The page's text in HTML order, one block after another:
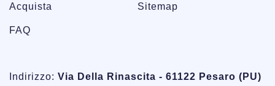
Acquista
FAQ
Sitemap
Indirizzo: Via Della Rinascita - 61122 Pesaro (PU)